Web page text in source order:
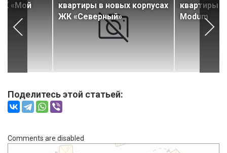
«Мой
квартиры в новых корпусах
ЖК «Северный»
квартиры
Modum
Поделитесь этой статьей:
Comments are disabled